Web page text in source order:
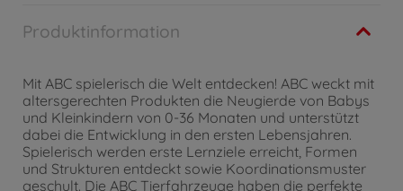
Produktinformation
Mit ABC spielerisch die Welt entdecken! ABC weckt mit
altersgerechten Produkten die Neugierde von Babys
und Kleinkindern von 0-36 Monaten und unterstützt
dabei die Entwicklung in den ersten Lebensjahren.
Spielerisch werden erste Lernziele erreicht, Formen
und Strukturen entdeckt sowie Koordinationsmuster
geschult. Die ABC Tierfahrzeuge haben die perfekte